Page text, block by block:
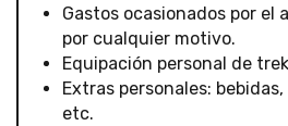
Gastos ocasionados por el
por cualquier motivo.
Equipación personal de
Extras personales:
etc.